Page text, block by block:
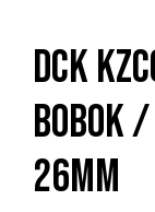
DCK
Bobok
26mm